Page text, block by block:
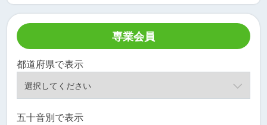
専業会員
都道府県で表示
五十音別で表示